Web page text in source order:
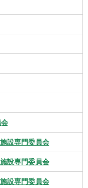
設専門委員会
設専門委員会
設専門委員会